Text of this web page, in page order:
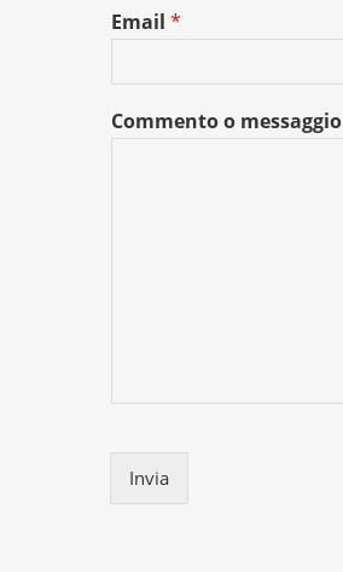
Email*
Commento o messaggio
Invia